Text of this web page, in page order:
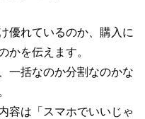
優れているのか、購入に
かを伝えます。
一括なのか分割なのかな
容は「スマホでいいじゃ